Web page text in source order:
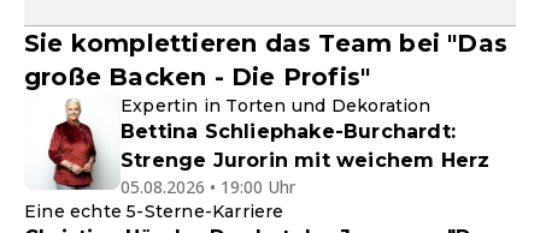
Sie komplettieren das Team bei "Das
große Backen - Die Profis"
Expertin in Torten und Dekoration
Bettina Schliephake-Burchardt:
Strenge Jurorin mit weichem Herz
05.08.2026 • 19:00 Uhr
Eine echte 5-Sterne-Karriere